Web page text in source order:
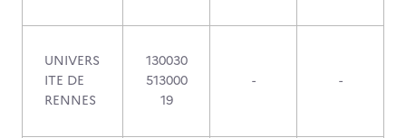
UNIVERS
ITE DE
RENNES
130030
513000
19
- -